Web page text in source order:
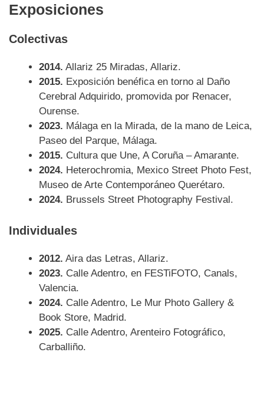
Exposiciones
Colectivas
2014. Allariz 25 Miradas, Allariz.
2015. Exposición benéfica en torno al Daño
Cerebral Adquirido, promovida por Renacer,
Ourense.
2023. Málaga en la Mirada, de la mano de Leica,
Paseo del Parque, Málaga.
2015. Cultura que Une, A Coruña – Amarante.
2024. Heterochromia, Mexico Street Photo Fest,
Museo de Arte Contemporáneo Querétaro.
2024. Brussels Street Photography Festival.
Individuales
2012. Aira das Letras, Allariz.
2023. Calle Adentro, en FESTiFOTO, Canals,
Valencia.
2024. Calle Adentro, Le Mur Photo Gallery &
Book Store, Madrid.
2025. Calle Adentro, Arenteiro Fotográfico,
Carballiño.